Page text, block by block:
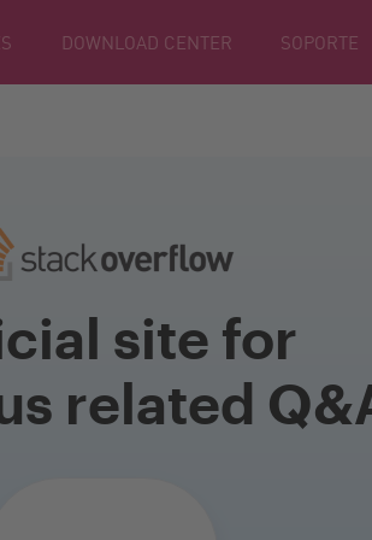
DOWNLOAD CENTER SOPORTE
site for
related